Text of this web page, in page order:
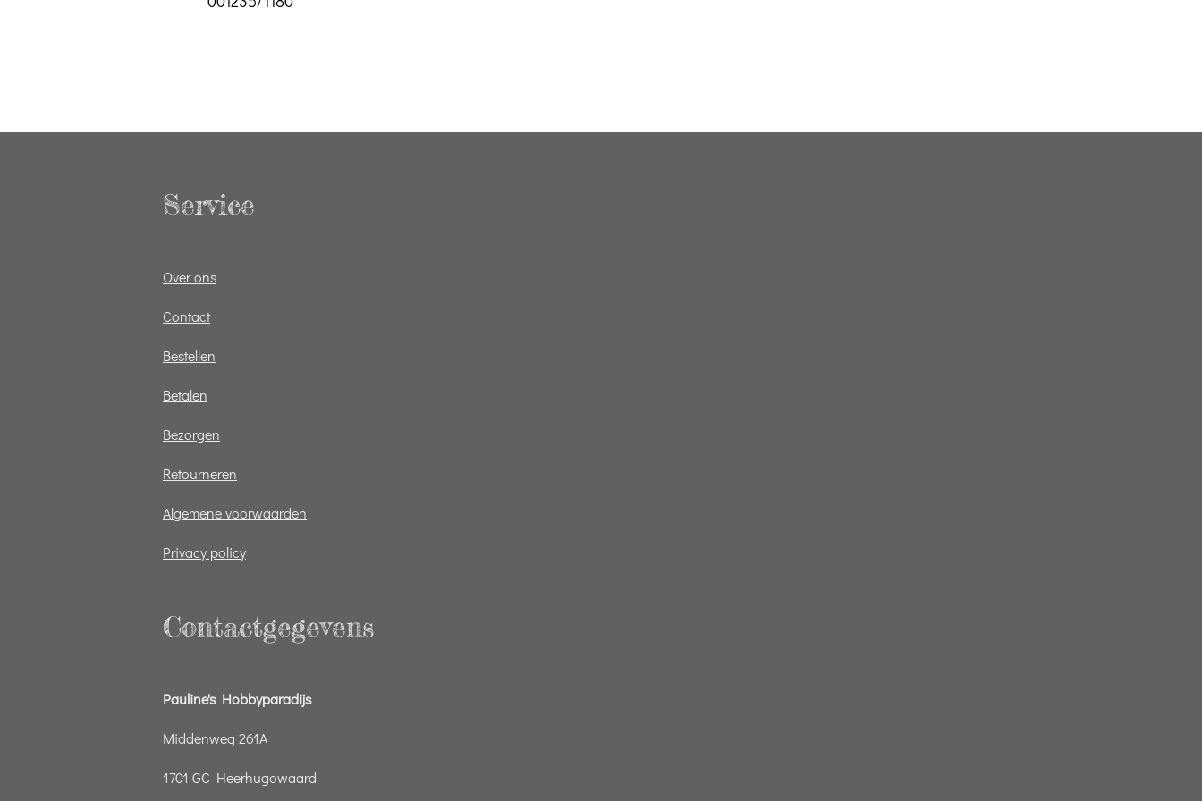
Service
Over ons
Contact
Bestellen
Betalen
Bezorgen
Retourneren
Algemene voorwaarden
Privacy policy
Contactgegevens
Pauline's Hobbyparadijs
Middenweg 261A
1701 GC Heerhugowaard